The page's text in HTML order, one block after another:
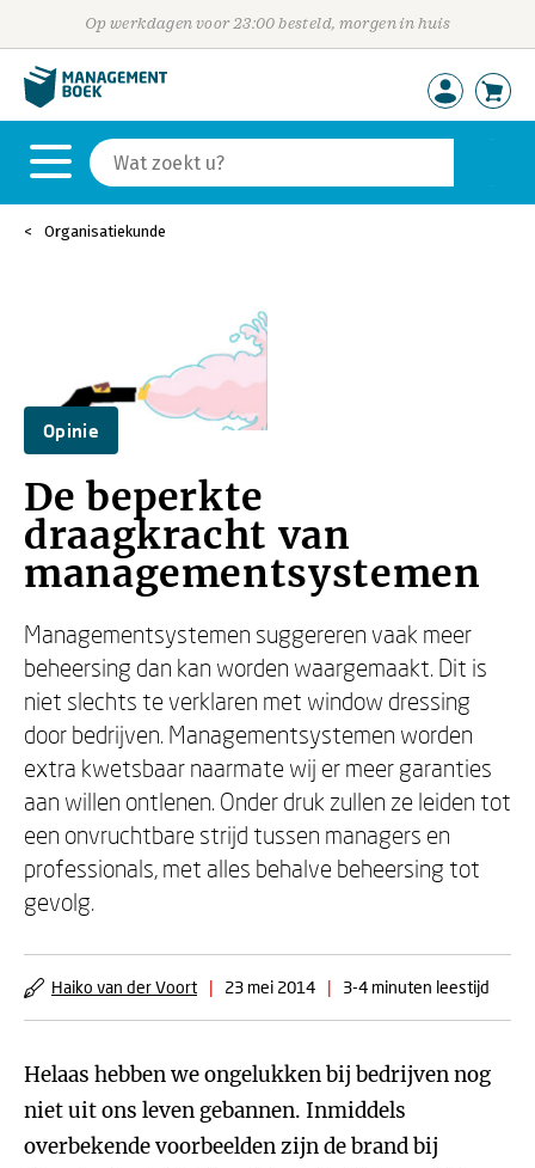
Op werkdagen voor 23:00 besteld, morgen in huis
Organisatiekunde
Opinie
De beperkte
draagkracht van
managementsystemen
Managementsystemen suggereren vaak meer
beheersing dan kan worden waargemaakt. Dit is
niet slechts te verklaren met window dressing
door bedrijven. Managementsystemen worden
extra kwetsbaar naarmate wij er meer garanties
aan willen ontlenen. Onder druk zullen ze leiden tot
een onvruchtbare strijd tussen managers en
professionals, met alles behalve beheersing tot
gevolg.
Haiko van der Voort | 23 mei 2014 | 3-4 minuten leestijd
Helaas hebben we ongelukken bij bedrijven nog
niet uit ons leven gebannen. Inmiddels
overbekende voorbeelden zijn de brand bij